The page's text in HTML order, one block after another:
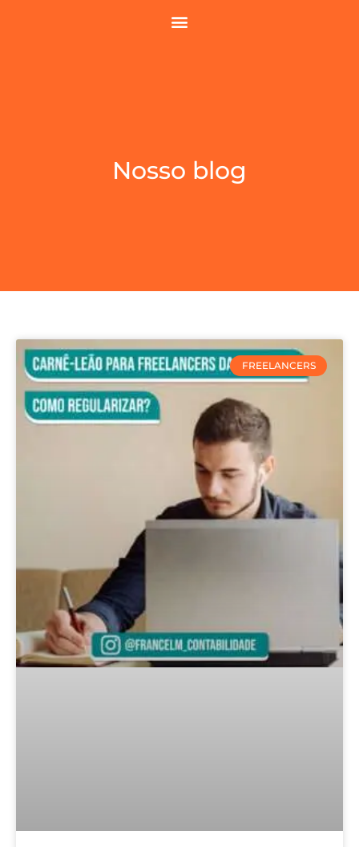
Nosso blog
FREELANCERS